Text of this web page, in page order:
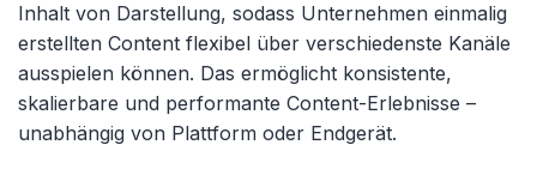
Inhalt von Darstellung, sodass Unternehmen einmalig
erstellten Content flexibel über verschiedenste Kanäle
ausspielen können. Das ermöglicht konsistente,
skalierbare und performante Content-Erlebnisse –
unabhängig von Plattform oder Endgerät.